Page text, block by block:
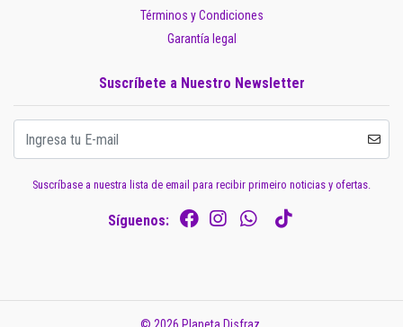
Términos y Condiciones
Garantía legal
Suscríbete a Nuestro Newsletter
Suscríbase a nuestra lista de email para recibir primeiro noticias y ofertas.
Síguenos: